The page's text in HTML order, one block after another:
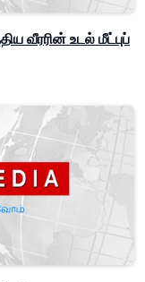
வீரரின் உடல் மீட்புப்